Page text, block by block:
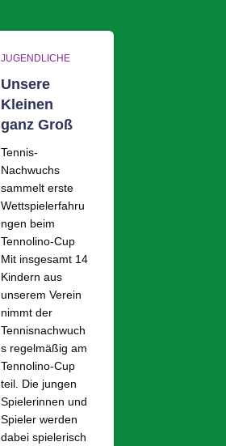
JUGENDLICHE
Unsere
Kleinen
ganz Groß
Tennis-
Nachwuchs
sammelt erste
Wettspielerfahru
ngen beim
Tennolino-Cup
Mit insgesamt 14
Kindern aus
unserem Verein
nimmt der
Tennisnachwuch
s regelmäßig am
Tennolino-Cup
teil. Die jungen
Spielerinnen und
Spieler werden
dabei spielerisch